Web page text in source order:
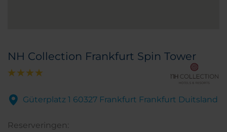
NH Collection Frankfurt Spin Tower
Güterplatz 1 60327 Frankfurt Frankfurt Duitsland
Reserveringen: